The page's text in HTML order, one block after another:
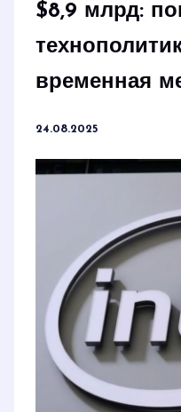
$8,9 млрд:
временная
24.08.2025